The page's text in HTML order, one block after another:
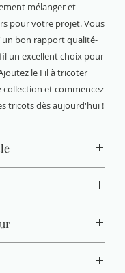
mélanger et
pour votre projet. Vous
bon rapport qualité-
un excellent choix pour
le Fil à tricoter
collection et commencez
tricots dès aujourd'hui !